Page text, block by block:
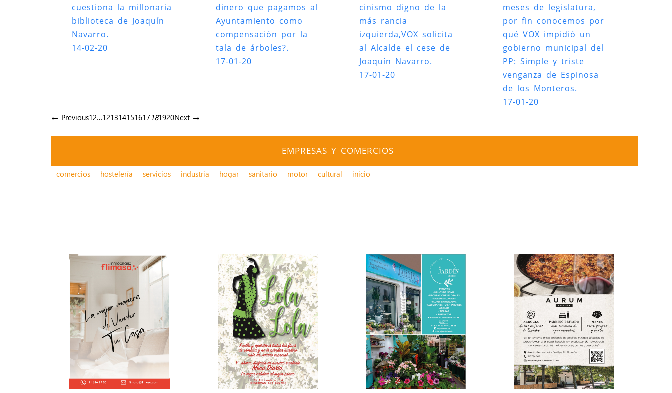
cuestiona la millonaria
biblioteca de Joaquín
Navarro.
14-02-20
dinero que pagamos al
Ayuntamiento como
compensación por la
tala de árboles?.
17-01-20
cinismo digno de la
más rancia
izquierda,VOX solicita
al Alcalde el cese de
Joaquín Navarro.
17-01-20
meses de legislatura,
por fin conocemos por
qué VOX impidió un
gobierno municipal del
PP: Simple y triste
venganza de Espinosa
de los Monteros.
17-01-20
← Previous12…121314151617181920Next →
EMPRESAS Y COMERCIOS
comercios hostelería servicios industria hogar sanitario motor cultural inicio